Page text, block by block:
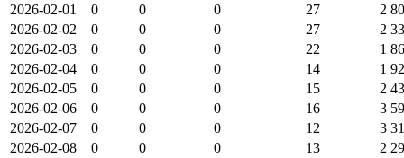
2026-02-01
0 0 0 27
2
2026-02-02
0 0 0 27
2
2026-02-03
0 0 0 22
1
2026-02-04
0 0 0 14
1
2026-02-05
0 0 0 15
2
2026-02-06
0 0 0 16
3
2026-02-07
0 0 0 12
3
2026-02-08
0 0 0 13
2